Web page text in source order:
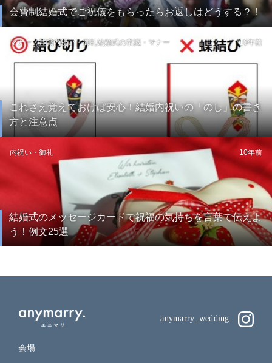
会費制結婚式でご祝儀をもらったらお返しはどうする？！
これさえ覚えておけば安心！結婚内祝いの「のし」の書き
方と注意点
マナー・常識内祝い・御礼結婚式の常識・マナー 10年前
結婚式のメッセージカードで祝福の気持ちを言葉で伝えよ
う！例文25選
内祝い・御礼 10年前
anymarry_wedding
会場